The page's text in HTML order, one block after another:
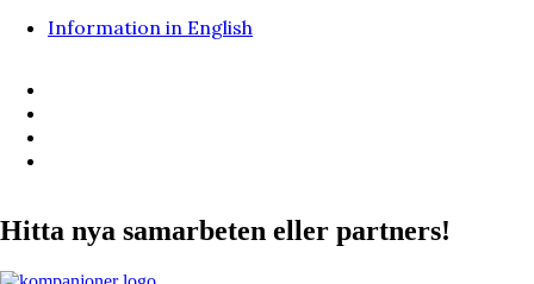
Information in English
Hitta nya samarbeten eller partners!